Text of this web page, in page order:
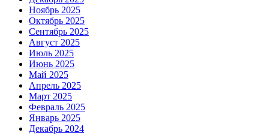
Ноябрь 2025
Октябрь 2025
Сентябрь 2025
Август 2025
Июль 2025
Июнь 2025
Май 2025
Апрель 2025
Март 2025
Февраль 2025
Январь 2025
Декабрь 2024